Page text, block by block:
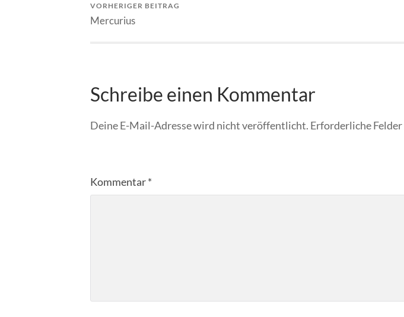
VORHERIGER BEITRAG
Mercurius
Schreibe einen Kommentar
Deine E-Mail-Adresse wird nicht veröffentlicht. Erforderliche
Kommentar*